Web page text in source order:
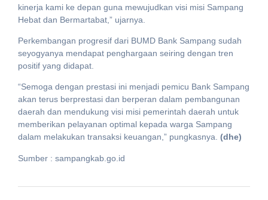
kinerja kami ke depan guna mewujudkan visi misi Sampang
Hebat dan Bermartabat,” ujarnya.
Perkembangan progresif dari BUMD Bank Sampang sudah
seyogyanya mendapat penghargaan seiring dengan tren
positif yang didapat.
“Semoga dengan prestasi ini menjadi pemicu Bank Sampang
akan terus berprestasi dan berperan dalam pembangunan
daerah dan mendukung visi misi pemerintah daerah untuk
memberikan pelayanan optimal kepada warga Sampang
dalam melakukan transaksi keuangan,” pungkasnya. (dhe)
Sumber : sampangkab.go.id